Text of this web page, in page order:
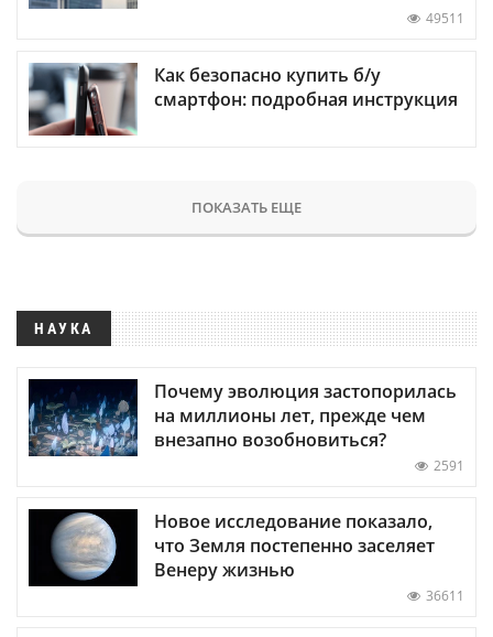
49511
Как безопасно купить б/у
смартфон: подробная инструкция
ПОКАЗАТЬ ЕЩЕ
НАУКА
Почему эволюция застопорилась
на миллионы лет, прежде чем
внезапно возобновиться?
2591
Новое исследование показало,
что Земля постепенно заселяет
Венеру жизнью
36611